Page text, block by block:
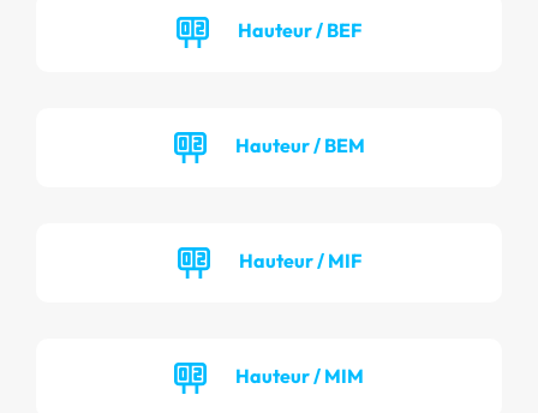
Hauteur / BEF
Hauteur / BEM
Hauteur / MIF
Hauteur / MIM